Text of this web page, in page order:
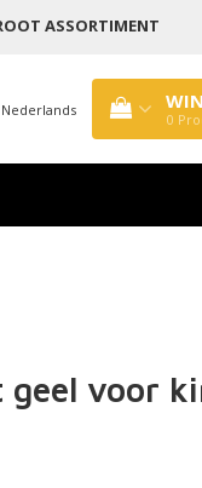
ASSORTIMENT
Nederlands
0
geel voor